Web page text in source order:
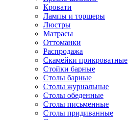
Кровати
Лампы и торшеры
Люстры
Матрасы
Оттоманки
Распродажа
Скамейки прикроватные
Стойки барные
Столы барные
Столы журнальные
Столы обеденные
Столы письменные
Столы придиванные